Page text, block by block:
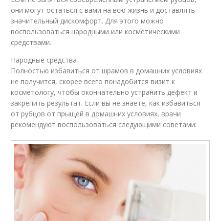
они могут остаться с вами на всю жизнь и доставлять
значительный дискомфорт. Для этого можно
воспользоваться народными или косметическими
средствами.
Народные средства
Полностью избавиться от шрамов в домашних условиях
не получится, скорее всего понадобится визит к
косметологу, чтобы окончательно устранить дефект и
закрепить результат. Если вы не знаете, как избавиться
от рубцов от прыщей в домашних условиях, врачи
рекомендуют воспользоваться следующими советами: